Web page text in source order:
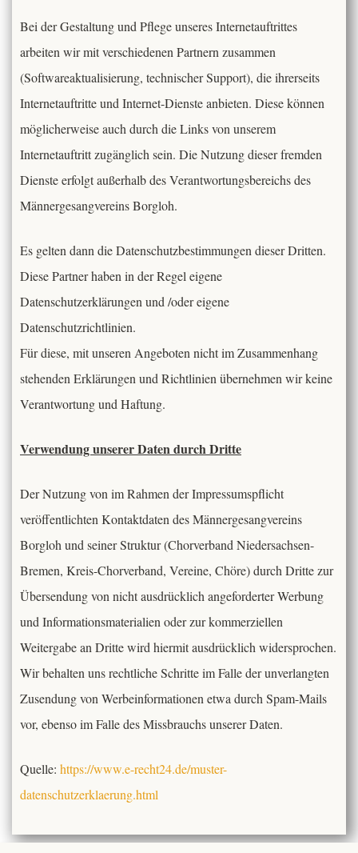
Bei der Gestaltung und Pflege unseres Internetauftrittes
arbeiten wir mit verschiedenen Partnern zusammen
(Softwareaktualisierung, technischer Support), die ihrerseits
Internetauftritte und Internet-Dienste anbieten. Diese können
möglicherweise auch durch die Links von unserem
Internetauftritt zugänglich sein. Die Nutzung dieser fremden
Dienste erfolgt außerhalb des Verantwortungsbereichs des
Männergesangvereins Borgloh.
Es gelten dann die Datenschutzbestimmungen dieser Dritten.
Diese Partner haben in der Regel eigene
Datenschutzerklärungen und /oder eigene
Datenschutzrichtlinien.
Für diese, mit unseren Angeboten nicht im Zusammenhang
stehenden Erklärungen und Richtlinien übernehmen wir keine
Verantwortung und Haftung.
Verwendung unserer Daten durch Dritte
Der Nutzung von im Rahmen der Impressumspflicht
veröffentlichten Kontaktdaten des Männergesangvereins
Borgloh und seiner Struktur (Chorverband Niedersachsen-
Bremen, Kreis-Chorverband, Vereine, Chöre) durch Dritte zur
Übersendung von nicht ausdrücklich angeforderter Werbung
und Informationsmaterialien oder zur kommerziellen
Weitergabe an Dritte wird hiermit ausdrücklich widersprochen.
Wir behalten uns rechtliche Schritte im Falle der unverlangten
Zusendung von Werbeinformationen etwa durch Spam-Mails
vor, ebenso im Falle des Missbrauchs unserer Daten.
Quelle: https://www.e-recht24.de/muster-
datenschutzerklaerung.html